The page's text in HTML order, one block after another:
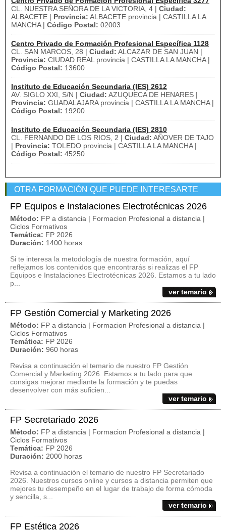
CL. NUESTRA SEÑORA DE LA VICTORIA, 4 | Ciudad:
ALBACETE | Provincia: ALBACETE provincia | CASTILLA LA
MANCHA | Código Postal: 02003
Centro Privado de Formación Profesional Específica 1128
CL. SAN MARCOS, 28 | Ciudad: ALCAZAR DE SAN JUAN |
Provincia: CIUDAD REAL provincia | CASTILLA LA MANCHA |
Código Postal: 13600
Instituto de Educación Secundaria (IES) 2612
AV. SIGLO XXI, S/N | Ciudad: AZUQUECA DE HENARES |
Provincia: GUADALAJARA provincia | CASTILLA LA MANCHA |
Código Postal: 19200
Instituto de Educación Secundaria (IES) 2810
CL. FERNANDO DE LOS RIOS, 2 | Ciudad: AÑOVER DE TAJO
| Provincia: TOLEDO provincia | CASTILLA LA MANCHA |
Código Postal: 45250
OTRA FORMACIÓN QUE PUEDE INTERESARTE
FP Equipos e Instalaciones Electrotécnicas 2026
Método: FP a distancia | Formacion Profesional a distancia |
Ciclos Formativos
Temática: FP 2026
Duración: 1400 horas
Si te interesa la metodología de nuestra formación, aquí
reflejamos los contenidos que encontrarás si realizas el FP
Equipos e Instalaciones Electrotécnicas 2026. Estamos a tu lado
p...
ver temario
FP Gestión Comercial y Marketing 2026
Método: FP a distancia | Formacion Profesional a distancia |
Ciclos Formativos
Temática: FP 2026
Duración: 960 horas
Revisa a continuación el temario de nuestro FP Gestión
Comercial y Marketing 2026. Estamos a tu lado para que
consigas mejorar mediante la formación y te puedas
desenvolver con más suficien...
ver temario
FP Secretariado 2026
Método: FP a distancia | Formacion Profesional a distancia |
Ciclos Formativos
Temática: FP 2026
Duración: 2000 horas
Revisa a continuación el temario de nuestro FP Secretariado
2026. Nuestros cursos online y cursos a distancia permiten que
mejores tu desempeño en el lugar de trabajo de forma cómoda
y sencilla, s...
ver temario
FP Estética 2026